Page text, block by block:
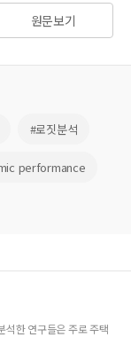
원문보기
#로짓분석
performance
석한 연구들은 주로 주택